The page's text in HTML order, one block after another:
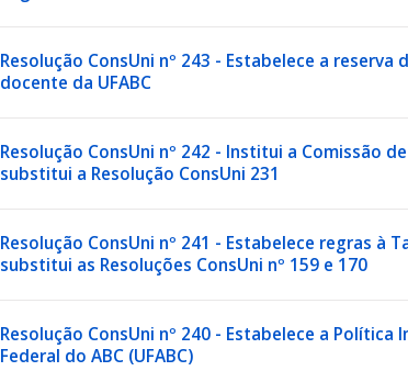
Resolução ConsUni nº 243 - Estabelece a
docente da UFABC
Resolução ConsUni nº 242 - Institui a Comissão
substitui a Resolução ConsUni 231
Resolução ConsUni nº 241 - Estabelece regras à
substitui as Resoluções ConsUni nº 159 e 170
Resolução ConsUni nº 240 - Estabelece a
Federal do ABC (UFABC)